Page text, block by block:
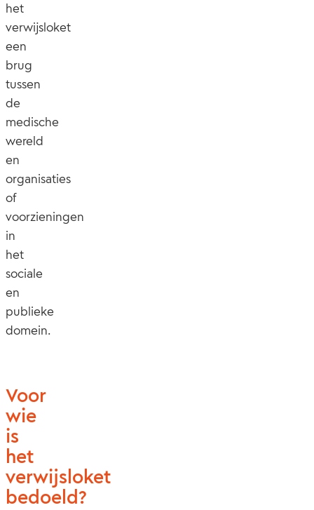
het
verwijsloket
een
brug
tussen
de
medische
wereld
en
organisaties
of
voorzieningen
in
het
sociale
en
publieke
domein.
Voor
wie
is
het
verwijsloket
bedoeld?